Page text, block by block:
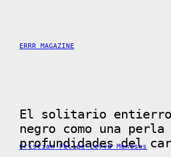
contenido
ERRR MAGAZINE
El solitario entierro
negro como una
profundidades del
Cristian Felipe Leyva Meneses